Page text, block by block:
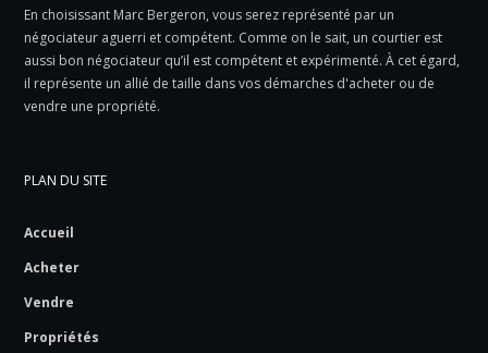
En choisissant Marc Bergeron, vous serez représenté par un
négociateur aguerri et compétent. Comme on le sait, un courtier est
aussi bon négociateur qu’il est compétent et expérimenté. À cet égard,
il représente un allié de taille dans vos démarches d'acheter ou de
vendre une propriété.
PLAN DU SITE
Accueil
Acheter
Vendre
Propriétés